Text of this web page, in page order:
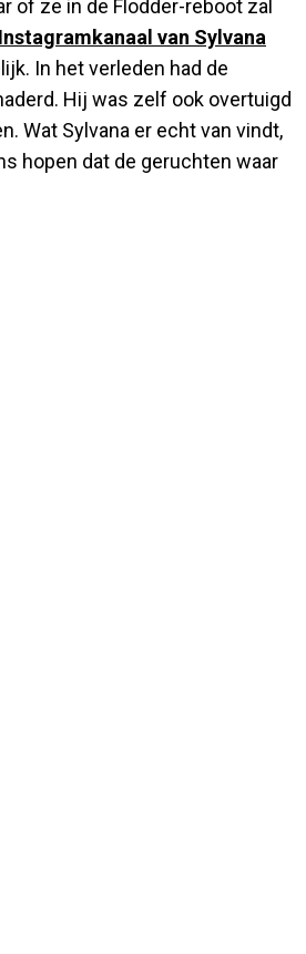
of ze in de Flodder-reboot zal
Instagramkanaal van Sylvana
In het verleden had de
Hij was zelf ook overtuigd
Wat Sylvana er echt van vindt,
hopen dat de geruchten waar